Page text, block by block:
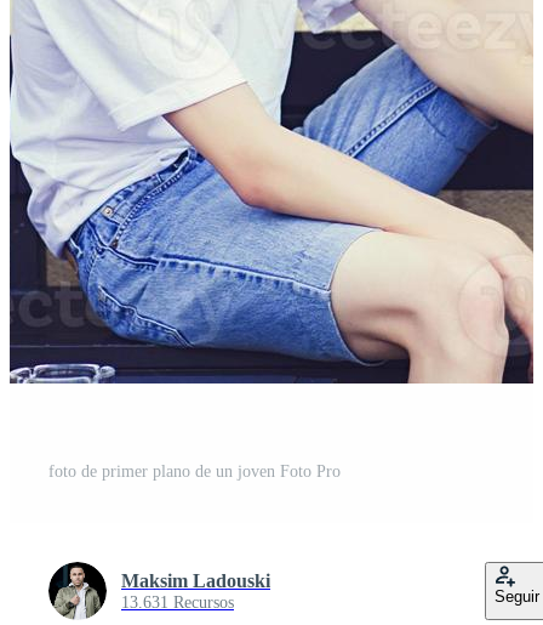
foto de primer plano de un joven Foto Pro
Maksim Ladouski
13.631 Recursos Seguir